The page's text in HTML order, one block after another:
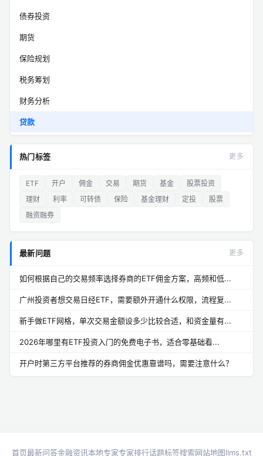
债券投资
期货
保险规划
税务筹划
财务分析
贷款
热门标签 更多
ETF 开户 佣金 交易 期货 基金
股票投资
理财
利率 可转债 保险 基金理财 定投
股票
融资融券
最新问题 更多
如何根据自己的交易频率选择券商的ETF佣金方案，高频和低...
广州投资者想交易日经ETF，需要额外开通什么权限，流程复...
新手做ETF网格，单次交易金额设多少比较合适，和资金量有...
2026年哪里有ETF投资入门的免费电子书，适合零基础看...
开户时第三方平台推荐的券商佣金优惠靠谱吗，需要注意什么？
首页最新问答金融资讯本地专家专家排行话题标签搜索网站地图llms.txt